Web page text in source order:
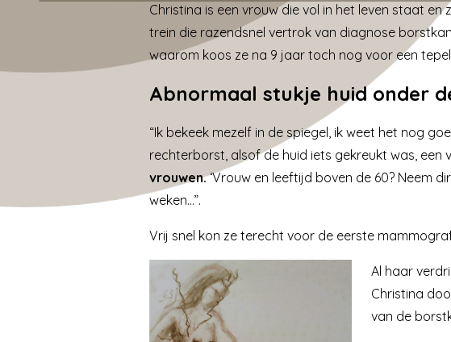
Christina is een vrouw die vol in het leven staat en
trein die razendsnel vertrok van diagnose
waarom koos ze na 9 jaar toch nog voor een
Abnormaal stukje huid onder
“Ik bekeek mezelf in de spiegel, ik weet het nog
rechterborst, alsof de huid iets gekreukt was, een
vrouwen.‘Vrouw en leeftijd boven de 60? Neem
weken…”.
Vrij snel kon ze terecht voor de eerste
Al haar
Christina
van de